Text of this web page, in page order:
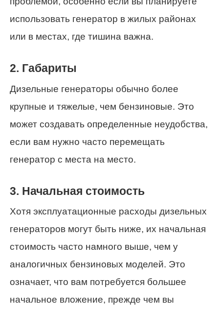
использовать генератор в жилых районах
или в местах, где тишина важна.
2. Габариты
Дизельные генераторы обычно более
крупные и тяжелые, чем бензиновые. Это
может создавать определенные неудобства,
если вам нужно часто перемещать
генератор с места на место.
3. Начальная стоимость
Хотя эксплуатационные расходы дизельных
генераторов могут быть ниже, их начальная
стоимость часто намного выше, чем у
аналогичных бензиновых моделей. Это
означает, что вам потребуется большее
начальное вложение, прежде чем вы